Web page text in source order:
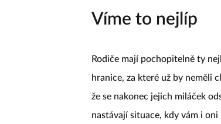
Víme to nejlíp
Rodiče mají pochopitelně ty
hranice, za které už by neměli
že se nakonec jejich miláček
nastávají situace, kdy vám i